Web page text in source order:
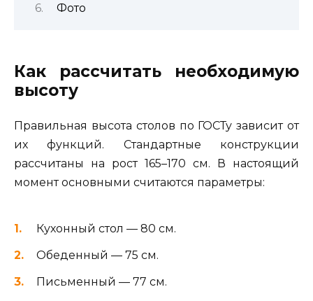
Фото
Как рассчитать необходимую
высоту
Правильная высота столов по ГОСТу зависит от
их функций. Стандартные конструкции
рассчитаны на рост 165–170 см. В настоящий
момент основными считаются параметры:
Кухонный стол — 80 см.
Обеденный — 75 см.
Письменный — 77 см.